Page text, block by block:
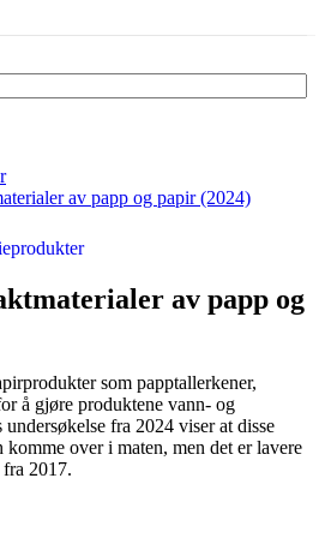
av papp og papir (2024)
av papp og
som papptallerkener,
å gjøre produktene vann- og
fra 2024 viser at disse
komme over i maten, men det er lavere
2017.